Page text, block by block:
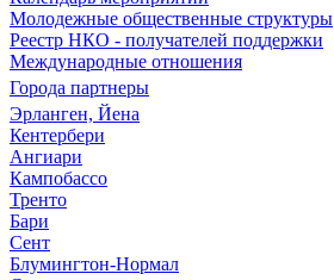
Молодежные общественные структуры
Реестр НКО - получателей поддержки
Международные отношения
Города партнеры
Эрланген, Йена
Кентербери
Ангиари
Кампобассо
Тренто
Бари
Сент
Блумингтон-Нормал